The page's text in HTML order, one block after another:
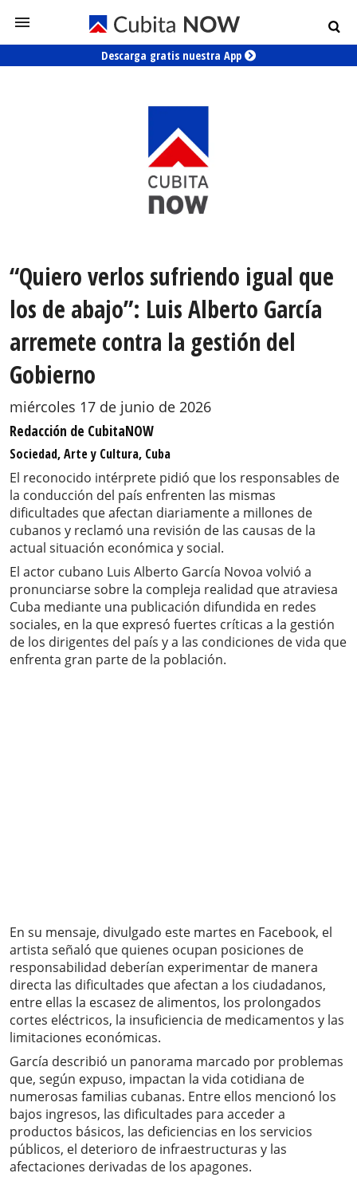
Descarga gratis nuestra App
“Quiero verlos sufriendo igual que
los de abajo”: Luis Alberto García
arremete contra la gestión del
Gobierno
miércoles 17 de junio de 2026
Redacción de CubitaNOW
Sociedad, Arte y Cultura, Cuba
El reconocido intérprete pidió que los responsables de
la conducción del país enfrenten las mismas
dificultades que afectan diariamente a millones de
cubanos y reclamó una revisión de las causas de la
actual situación económica y social.
El actor cubano Luis Alberto García Novoa volvió a
pronunciarse sobre la compleja realidad que atraviesa
Cuba mediante una publicación difundida en redes
sociales, en la que expresó fuertes críticas a la gestión
de los dirigentes del país y a las condiciones de vida que
enfrenta gran parte de la población.
En su mensaje, divulgado este martes en Facebook, el
artista señaló que quienes ocupan posiciones de
responsabilidad deberían experimentar de manera
directa las dificultades que afectan a los ciudadanos,
entre ellas la escasez de alimentos, los prolongados
cortes eléctricos, la insuficiencia de medicamentos y las
limitaciones económicas.
García describió un panorama marcado por problemas
que, según expuso, impactan la vida cotidiana de
numerosas familias cubanas. Entre ellos mencionó los
bajos ingresos, las dificultades para acceder a
productos básicos, las deficiencias en los servicios
públicos, el deterioro de infraestructuras y las
afectaciones derivadas de los apagones.